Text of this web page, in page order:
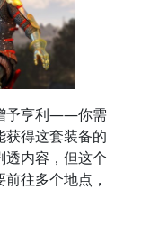
予亨利——你需
获得这套装备的
透内容，但这个
往多个地点，